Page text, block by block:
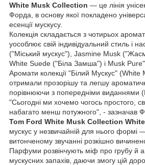
White Musk Collection — це лінія
Форда, в основу якої покладено
есенції мускусу.
Колекція складається з чотирьох
уособлює свій індивідуальний стиль і
("Міський мускус"), Jasmine Musk
White Suede ("Біла Замша") і Musk
Аромати колекції "Білий Мускус" (White
отримали прозорішу та легшу
порівнюючи з попередніми виданнями
"Сьогодні ми хочемо чогось простого,
набагато менш потужного", - зазначав
Tom Ford White Musk Collection
мускус у незвичайній для нього формі
витонченому звучанні розкішно
Парфуми розвінчують міф про грубу й
мускусних запахів, даючи змогу цій